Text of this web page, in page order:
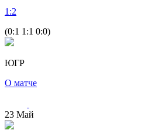
1 :2
(0:1 1:1 0:0)
ЮГР
О матче
23 Май